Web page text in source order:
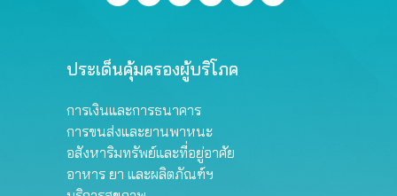
ประเด็นคุ้มครองผู้บริโภค
การเงินและการธนาคาร
การขนส่งและยานพาหนะ
อสังหาริมทรัพย์และที่อยู่อาศัย
อาหาร ยา และผลิตภัณฑ์ฯ